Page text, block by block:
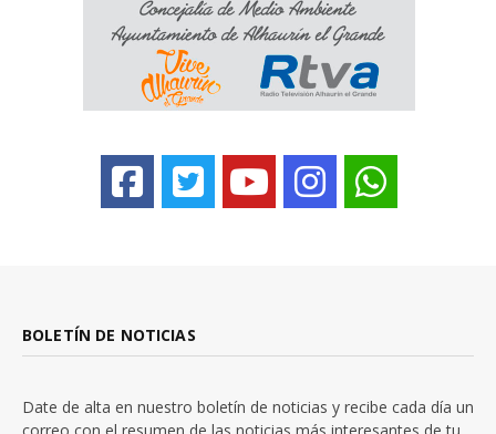
BOLETÍN DE NOTICIAS
Date de alta en nuestro boletín de noticias y recibe cada día un
correo con el resumen de las noticias más interesantes de tu